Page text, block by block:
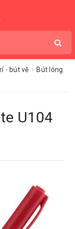
- bút vẽ
Bút lông
U104